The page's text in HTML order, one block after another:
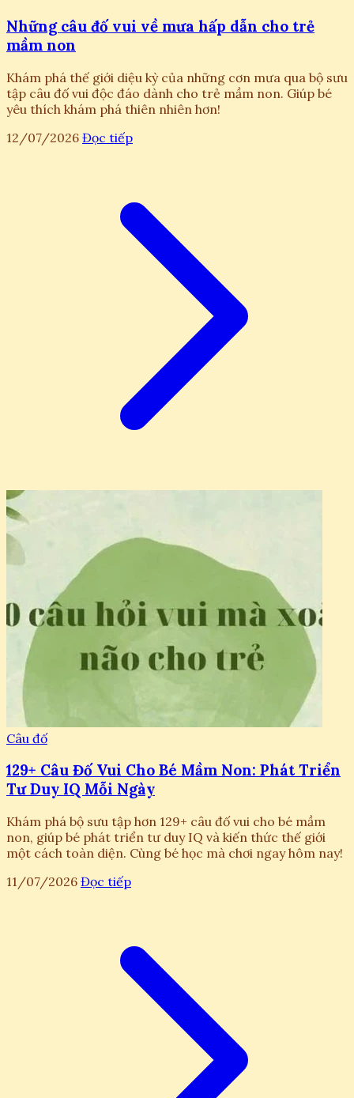
Những câu đố vui về mưa hấp dẫn cho trẻ
mầm non
Khám phá thế giới diệu kỳ của những cơn mưa qua bộ sưu
tập câu đố vui độc đáo dành cho trẻ mầm non. Giúp bé
yêu thích khám phá thiên nhiên hơn!
12/07/2026 Đọc tiếp
Câu đố
129+ Câu Đố Vui Cho Bé Mầm Non: Phát Triển
Tư Duy IQ Mỗi Ngày
Khám phá bộ sưu tập hơn 129+ câu đố vui cho bé mầm
non, giúp bé phát triển tư duy IQ và kiến thức thế giới
một cách toàn diện. Cùng bé học mà chơi ngay hôm nay!
11/07/2026 Đọc tiếp